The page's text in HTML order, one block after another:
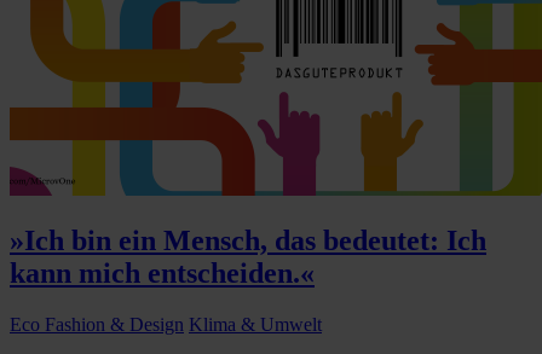
»Ich bin ein Mensch, das bedeutet: Ich
kann mich entscheiden.«
Eco Fashion & Design Klima & Umwelt